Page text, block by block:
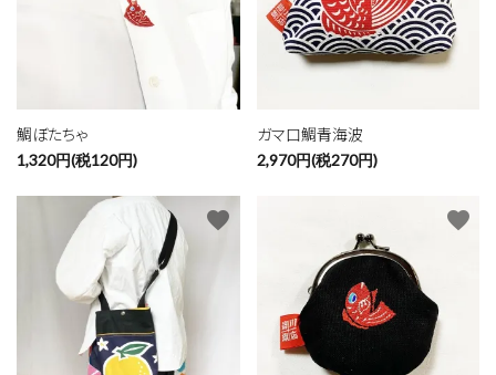
鯛ぼたちゃ
1,320円(税120円)
ガマ口鯛青海波
2,970円(税270円)
favorite favorite